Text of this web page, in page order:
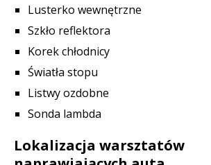
Lusterko wewnętrzne
Szkło reflektora
Korek chłodnicy
Światła stopu
Listwy ozdobne
Sonda lambda
Lokalizacja warsztatów